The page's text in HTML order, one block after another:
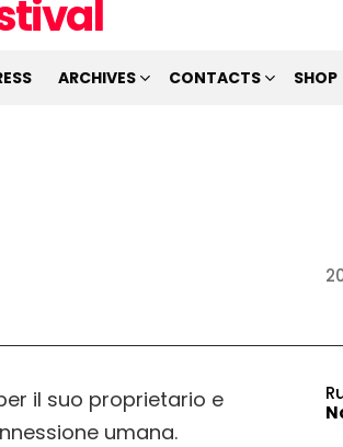
ARCHIVES CONTACTS SHOP
il suo proprietario e
umana.